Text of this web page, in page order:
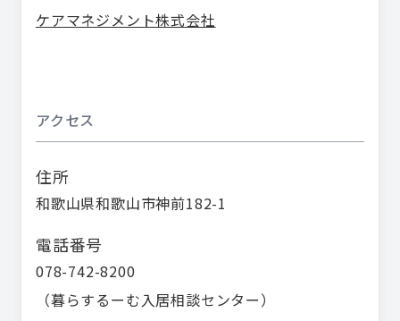
ケアマネジメント株式会社
アクセス
住所
和歌山県和歌山市神前182-1
電話番号
078-742-8200
（暮らするーむ入居相談センター）